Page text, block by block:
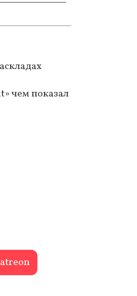
чем показал